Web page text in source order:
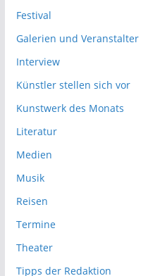
Festival
Galerien und Veranstalter
Interview
Künstler stellen sich vor
Kunstwerk des Monats
Literatur
Medien
Musik
Reisen
Termine
Theater
Tipps der Redaktion